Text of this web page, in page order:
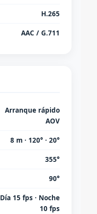
H.265
AAC / G.711
Arranque rápido
AOV
8 m · 120° · 20°
355°
90°
Día 15 fps · Noche
10 fps